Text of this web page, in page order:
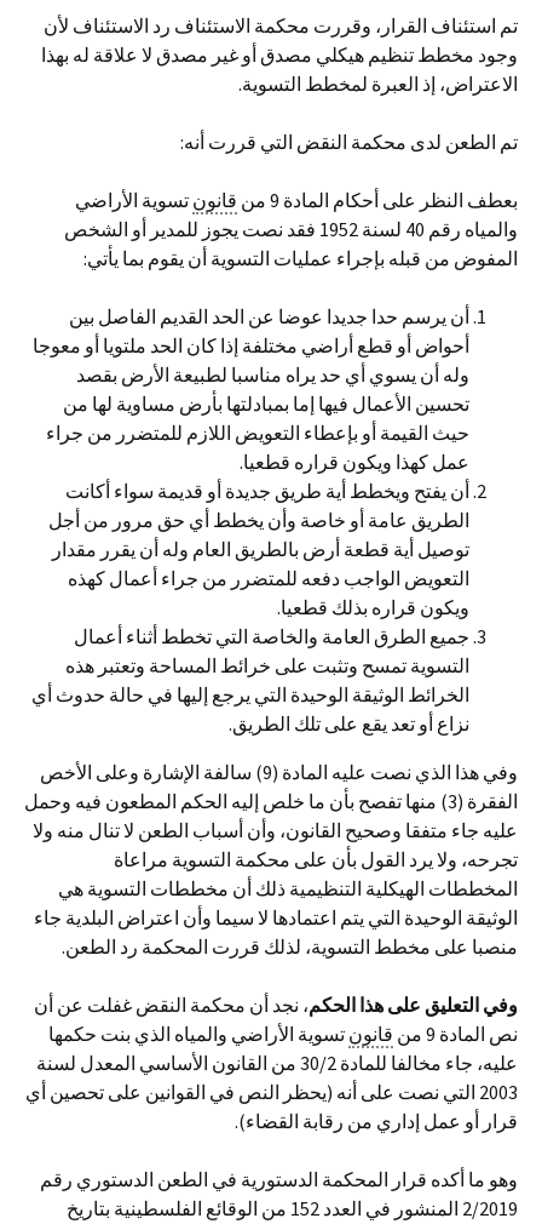
تم استئناف القرار، وقررت محكمة الاستئناف رد الاستئناف لأن
وجود مخطط تنظيم هيكلي مصدق أو غير مصدق لا علاقة له بهذا
الاعتراض، إذ العبرة لمخطط التسوية.
تم الطعن لدى محكمة النقض التي قررت أنه:
بعطف النظر على أحكام المادة 9 من قانون تسوية الأراضي
والمياه رقم 40 لسنة 1952 فقد نصت يجوز للمدير أو الشخص
المفوض من قبله بإجراء عمليات التسوية أن يقوم بما يأتي:
أن يرسم حدا جديدا عوضا عن الحد القديم الفاصل بين
أحواض أو قطع أراضي مختلفة إذا كان الحد ملتويا أو معوجا
وله أن يسوي أي حد يراه مناسبا لطبيعة الأرض بقصد
تحسين الأعمال فيها إما بمبادلتها بأرض مساوية لها من
حيث القيمة أو بإعطاء التعويض اللازم للمتضرر من جراء
عمل كهذا ويكون قراره قطعيا.
أن يفتح ويخطط أية طريق جديدة أو قديمة سواء أكانت
الطريق عامة أو خاصة وأن يخطط أي حق مرور من أجل
توصيل أية قطعة أرض بالطريق العام وله أن يقرر مقدار
التعويض الواجب دفعه للمتضرر من جراء أعمال كهذه
ويكون قراره بذلك قطعيا.
جميع الطرق العامة والخاصة التي تخطط أثناء أعمال
التسوية تمسح وتثبت على خرائط المساحة وتعتبر هذه
الخرائط الوثيقة الوحيدة التي يرجع إليها في حالة حدوث أي
نزاع أو تعد يقع على تلك الطريق.
وفي هذا الذي نصت عليه المادة (9) سالفة الإشارة وعلى الأخص
الفقرة (3) منها تفصح بأن ما خلص إليه الحكم المطعون فيه وحمل
عليه جاء متفقا وصحيح القانون، وأن أسباب الطعن لا تنال منه ولا
تجرحه، ولا يرد القول بأن على محكمة التسوية مراعاة
المخططات الهيكلية التنظيمية ذلك أن مخططات التسوية هي
الوثيقة الوحيدة التي يتم اعتمادها لا سيما وأن اعتراض البلدية جاء
منصبا على مخطط التسوية، لذلك قررت المحكمة رد الطعن.
وفي التعليق على هذا الحكم، نجد أن محكمة النقض غفلت عن أن
نص المادة 9 من
قانون تسوية الأراضي والمياه الذي بنت حكمها
عليه، جاء مخالفا للمادة 30/2 من القانون الأساسي المعدل لسنة
2003 التي نصت على أنه (يحظر النص في القوانين على تحصين أي
قرار أو عمل إداري من رقابة القضاء).
وهو ما أكده قرار المحكمة الدستورية في الطعن الدستوري رقم
2/2019 المنشور في العدد 152 من الوقائع الفلسطينية بتاريخ